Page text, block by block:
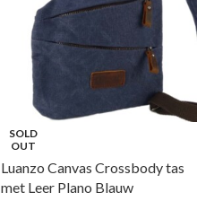
SOLD
OUT
Luanzo Canvas Crossbody tas
met Leer Plano Blauw